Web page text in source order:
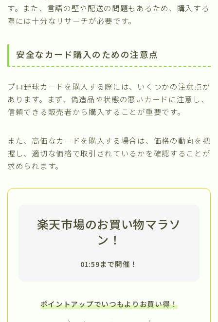
す。また、言語の壁や配送の問題もあるため、購入する
際には十分なリサーチが必要です。
安全なカード購入のための注意点
プロ野球カードを購入する際には、いくつかの注意点が
あります。まず、偽造品や状態の悪いカードに注意し、
信頼できる販売者から購入することが重要です。
また、高価なカードを購入する場合は、価格の動向を把
握し、適切な価格で取引されているかを確認することが
求められます。
楽天市場のお買い物マラソ
ン！
01:59まで開催！
ポイントアップでいつもよりお買い得！